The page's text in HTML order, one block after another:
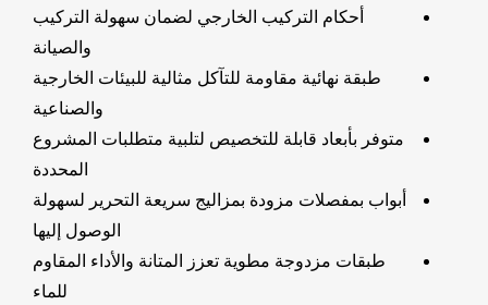
أحكام التركيب الخارجي لضمان سهولة التركيب
والصيانة
طبقة نهائية مقاومة للتآكل مثالية للبيئات الخارجية
والصناعية
متوفر بأبعاد قابلة للتخصيص لتلبية متطلبات المشروع
المحددة
أبواب بمفصلات مزودة بمزاليج سريعة التحرير لسهولة
الوصول إليها
طبقات مزدوجة مطوية تعزز المتانة والأداء المقاوم
للماء